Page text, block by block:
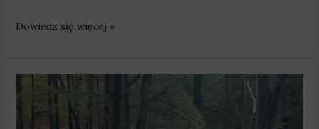
Dowiedz się więcej »
kradzieży